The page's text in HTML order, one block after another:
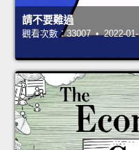
請不要難過
觀看次數：33007 • 2022-